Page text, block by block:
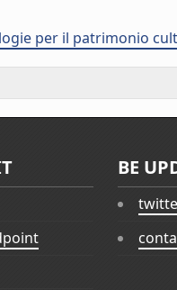
per il patrimonio
BE